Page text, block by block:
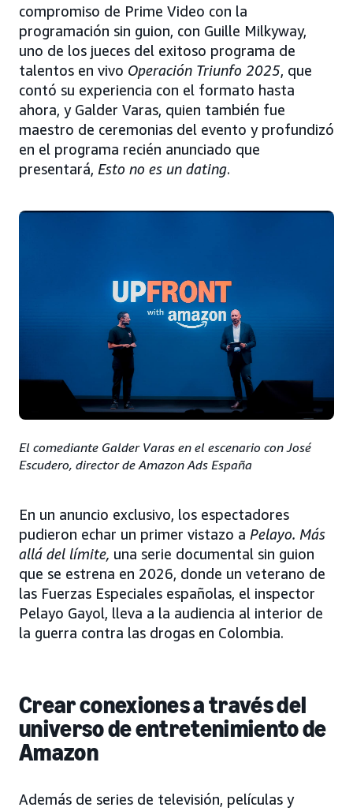
compromiso de Prime Video con la
programación sin guion, con Guille Milkyway,
uno de los jueces del exitoso programa de
talentos en vivo Operación Triunfo 2025, que
contó su experiencia con el formato hasta
ahora, y Galder Varas, quien también fue
maestro de ceremonias del evento y profundizó
en el programa recién anunciado que
presentará, Esto no es un dating.
El comediante Galder Varas en el escenario con José
Escudero, director de Amazon Ads España
En un anuncio exclusivo, los espectadores
pudieron echar un primer vistazo a Pelayo. Más
allá del límite, una serie documental sin guion
que se estrena en 2026, donde un veterano de
las Fuerzas Especiales españolas, el inspector
Pelayo Gayol, lleva a la audiencia al interior de
la guerra contra las drogas en Colombia.
Crear conexiones a través del
universo de entretenimiento de
Amazon
Además de series de televisión, películas y